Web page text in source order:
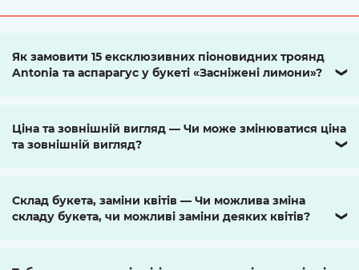
Як замовити 15 ексклюзивних піоновидних троянд
Antonia та аспарагус у букеті «Засніжені лимони»?
❯
Ціна та зовнішній вигляд — Чи може змінюватися ціна
та зовнішній вигляд?
❯
Склад букета, заміни квітів — Чи можлива зміна
складу букета, чи можливі заміни деяких квітів?
❯